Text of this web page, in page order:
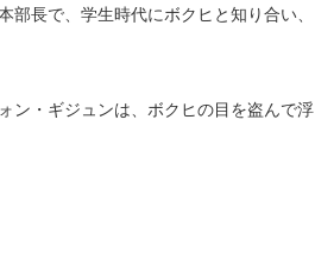
長で、学生時代にボクヒと知り合い、
ン・ギジュンは、ボクヒの目を盗んで浮